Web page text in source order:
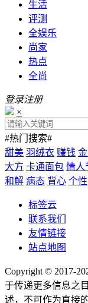
生活
评测
全娱乐
尚家
热点
全尚
登录注册
×
#热门搜索#
甜美 羽绒衣 赚钱
大方 卡通面包 情人
和解 病态 背心 个性
标签云
联系我们
友情链接
站点地图
Copyright © 2017-
于传递更多信息之
述，不可作为直接